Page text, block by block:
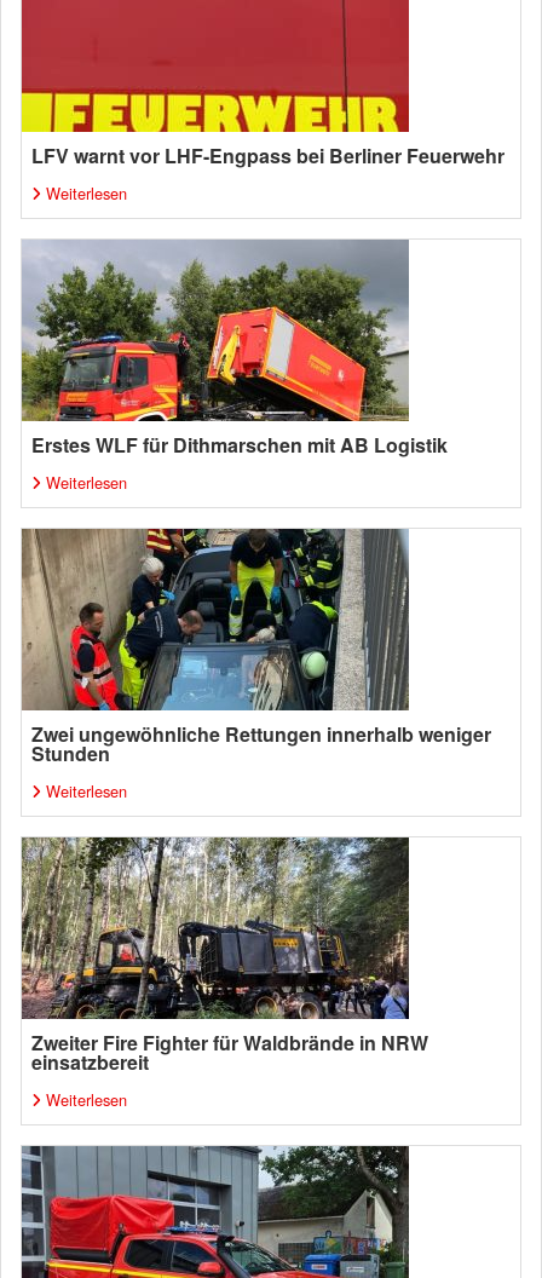
LFV warnt vor LHF-Engpass bei Berliner Feuerwehr
Weiterlesen
Erstes WLF für Dithmarschen mit AB Logistik
Weiterlesen
Zwei ungewöhnliche Rettungen innerhalb weniger
Stunden
Weiterlesen
Zweiter Fire Fighter für Waldbrände in NRW
einsatzbereit
Weiterlesen